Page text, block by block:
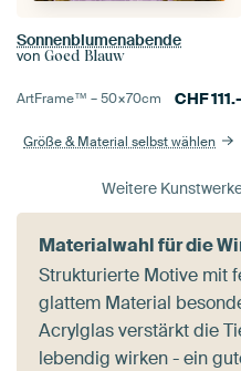
Sonnenblumenabende
von Goed Blauw
ArtFrame™ –50×70cm CHF111.-
Größe & Material selbst wählen
Weitere
Materialwahl für die
Strukturierte Motive mit
glattem Material
Acrylglas verstärkt die
lebendig wirken - ein